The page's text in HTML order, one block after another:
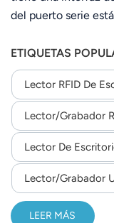
del puerto serie
ETIQUETAS
Lector RFID De
Lector/grabador
Lector De
Lector/grabador
LEER MÁS